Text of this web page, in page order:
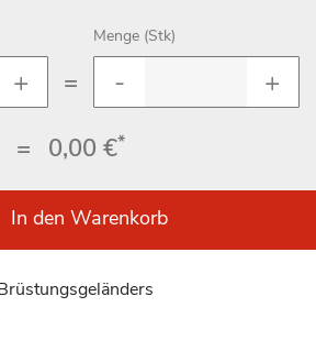
=
Menge (Stk)
= 0,00 €*
In den Warenkorb